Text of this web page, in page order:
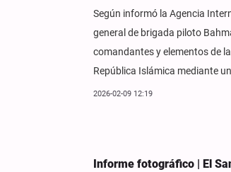
Según informó la Agencia
general de brigada piloto
comandantes y elementos de
República Islámica mediante
2026-02-09 12:19
Informe fotográfico | El